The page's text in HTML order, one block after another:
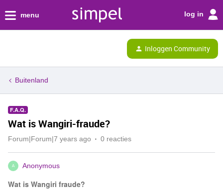
menu log in
Inloggen Community
Buitenland
F.A.Q.
Wat is Wangiri-fraude?
Forum|Forum|7 years ago 0 reacties
A Anonymous
Wat is Wangiri fraude?